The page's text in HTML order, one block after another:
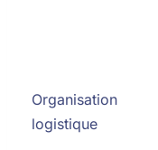
Organisation
logistique